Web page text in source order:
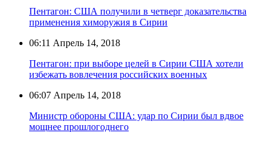
Пентагон: США получили в четверг доказательства
применения химоружия в Сирии
06:11 Апрель 14, 2018
Пентагон: при выборе целей в Сирии США хотели
избежать вовлечения российских военных
06:07 Апрель 14, 2018
Министр обороны США: удар по Сирии был вдвое
мощнее прошлогоднего